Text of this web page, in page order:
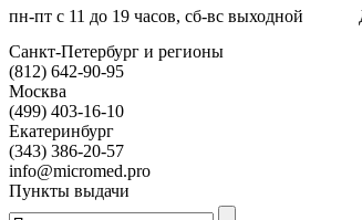
пн-пт с 11 до 19 часов, сб-вс выходной
Санкт-Петербург и регионы
(812) 642-90-95
Москва
(499) 403-16-10
Екатеринбург
(343) 386-20-57
info@micromed.pro
Пункты выдачи